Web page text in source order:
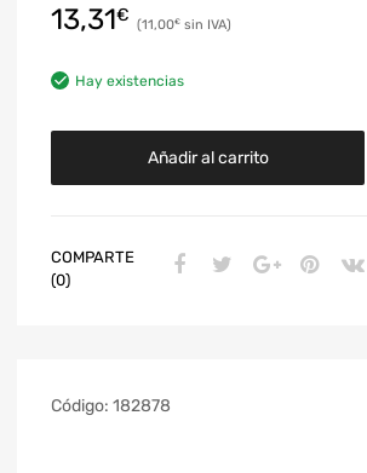
13,31€ 11,00€
Hay existencias
Añadir al carrito
COMPARTE
(0)
Código: 182878